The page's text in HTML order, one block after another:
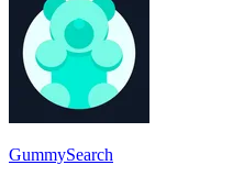
GummySearch